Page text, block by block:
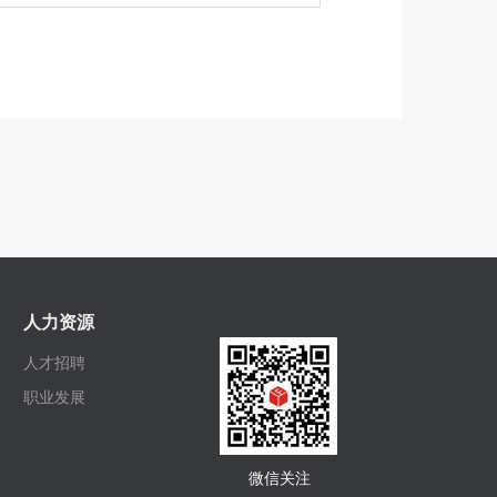
人力资源
人才招聘
职业发展
微信关注